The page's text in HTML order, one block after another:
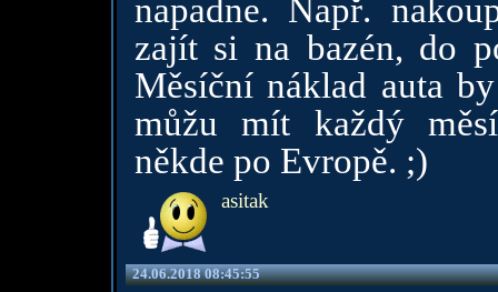
napadne. Např.
zajít si na bazén, do
Měsíční náklad auta
můžu mít každý
někde po Evropě. ;)
asitak
24.06.2018 08:45:55